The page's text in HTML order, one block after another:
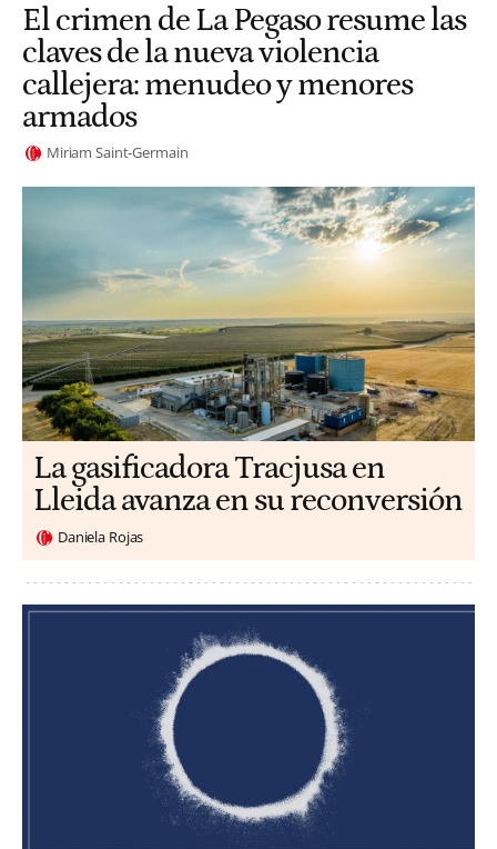
El crimen de La Pegaso resume las
claves de la nueva violencia
callejera: menudeo y menores
armados
Miriam Saint-Germain
La gasificadora Tracjusa en
Lleida avanza en su reconversión
Daniela Rojas